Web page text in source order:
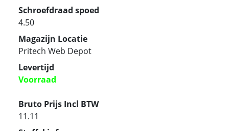
Schroefdraad spoed
4.50
Magazijn Locatie
Pritech Web Depot
Levertijd
Voorraad
Bruto Prijs Incl BTW
11.11